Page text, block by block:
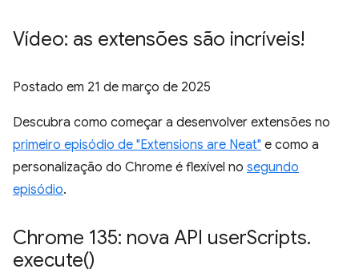
Vídeo: as extensões são incríveis!
Postado em 21 de março de 2025
Descubra como começar a desenvolver extensões no
primeiro episódio de "Extensions are Neat" e como a
personalização do Chrome é flexível no segundo
episódio.
Chrome 135: nova API userScripts.
execute()